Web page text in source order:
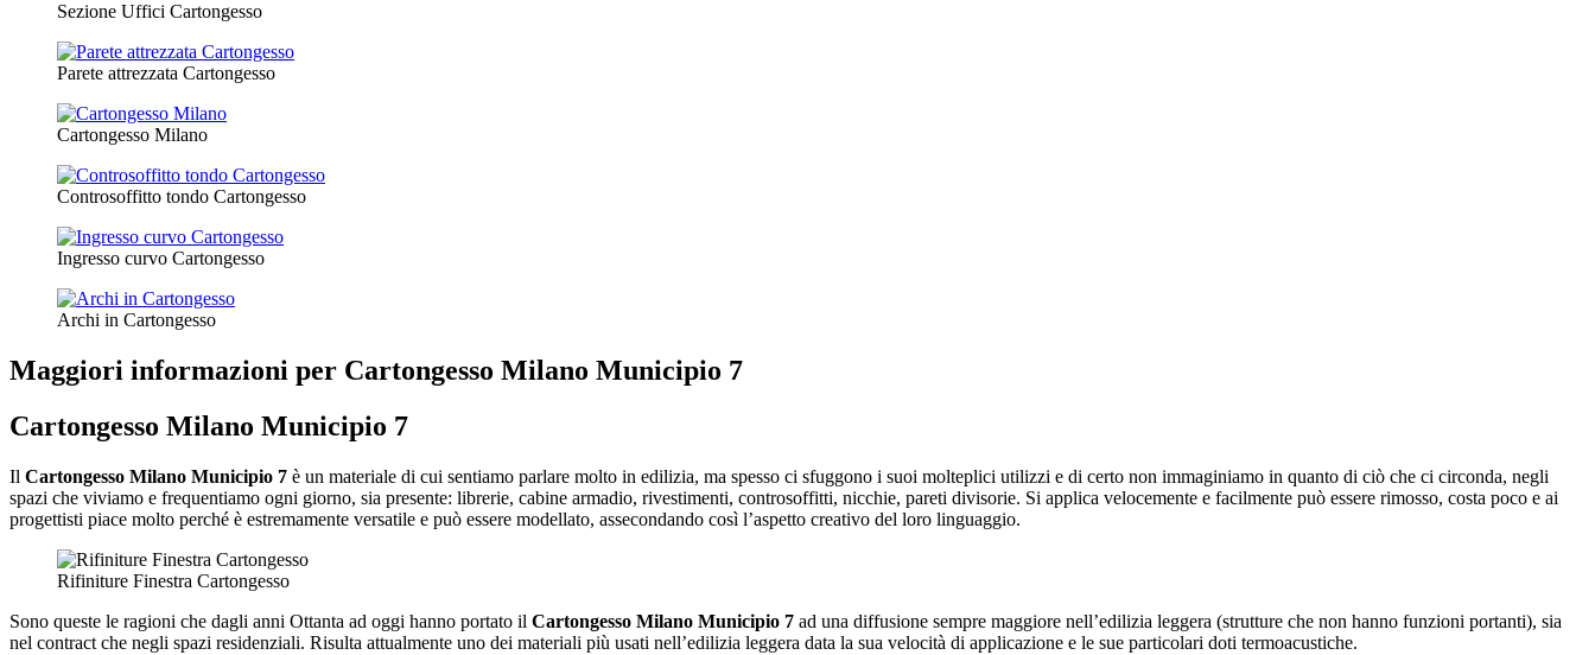
Sezione Uffici Cartongesso
Parete attrezzata Cartongesso
Cartongesso Milano
Controsoffitto tondo Cartongesso
Ingresso curvo Cartongesso
Archi in Cartongesso
Maggiori informazioni per Cartongesso Milano Municipio 7
Cartongesso Milano Municipio 7
Il Cartongesso Milano Municipio 7 è un materiale di cui sentiamo parlare molto in edilizia, ma spesso ci sfuggono i suoi molteplici utilizzi e di certo non immaginiamo in quanto di ciò che ci circonda, negli
spazi che viviamo e frequentiamo ogni giorno, sia presente: librerie, cabine armadio, rivestimenti, controsoffitti, nicchie, pareti divisorie. Si applica velocemente e facilmente può essere rimosso, costa poco e ai
progettisti piace molto perché è estremamente versatile e può essere modellato, assecondando così l’aspetto creativo del loro linguaggio.
Rifiniture Finestra Cartongesso
Sono queste le ragioni che dagli anni Ottanta ad oggi hanno portato il Cartongesso Milano Municipio 7 ad una diffusione sempre maggiore nell’edilizia leggera (strutture che non hanno funzioni portanti), sia
nel contract che negli spazi residenziali. Risulta attualmente uno dei materiali più usati nell’edilizia leggera data la sua velocità di applicazione e le sue particolari doti termoacustiche.